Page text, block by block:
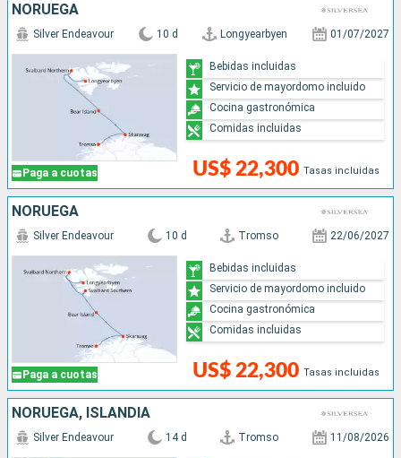
NORUEGA
Paga a cuotas
Silver Endeavour 10 d Longyearbyen 01/07/2027
US$ 22,300 Tasas incluidas
Bebidas incluidas
Servicio de mayordomo incluido
Cocina gastronómica
Comidas incluidas
NORUEGA
Paga a cuotas
Silver Endeavour 10 d Tromso 22/06/2027
US$ 22,300 Tasas incluidas
Bebidas incluidas
Servicio de mayordomo incluido
Cocina gastronómica
Comidas incluidas
NORUEGA, ISLANDIA
Silver Endeavour 14 d Tromso 11/08/2026